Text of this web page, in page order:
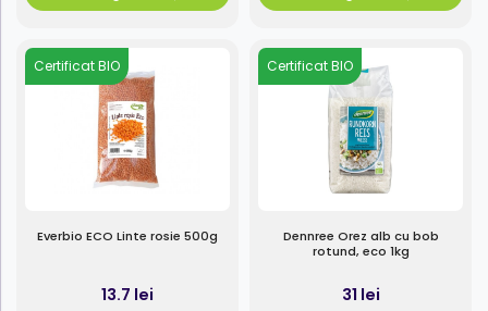
Certificat BIO
Everbio ECO Linte rosie 500g
13.7 lei
Certificat BIO
Dennree Orez alb cu bob
rotund, eco 1kg
31 lei